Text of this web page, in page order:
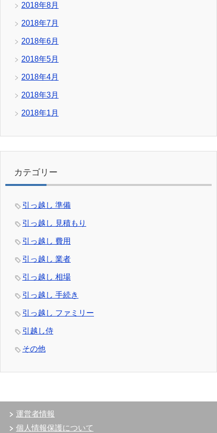
2018年8月
2018年7月
2018年6月
2018年5月
2018年4月
2018年3月
2018年1月
カテゴリー
引っ越し 準備
引っ越し 見積もり
引っ越し 費用
引っ越し 業者
引っ越し 相場
引っ越し 手続き
引っ越し ファミリー
引越し侍
その他
運営者情報
個人情報保護について